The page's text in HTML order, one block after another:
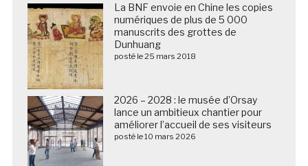
La BNF envoie en Chine les copies
numériques de plus de 5 000
manuscrits des grottes de
Dunhuang
posté le 25 mars 2018
2026 – 2028 : le musée d’Orsay
lance un ambitieux chantier pour
améliorer l’accueil de ses visiteurs
posté le 10 mars 2026